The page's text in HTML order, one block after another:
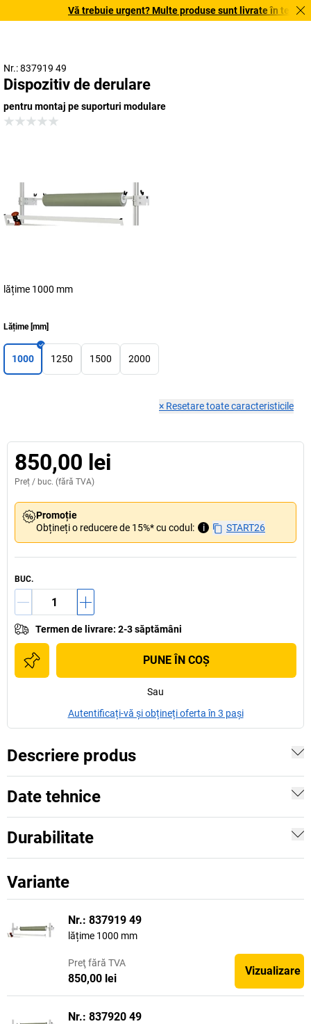
Vă trebuie urgent? Multe produse sunt livrate în termen
Nr.: 837919 49
Dispozitiv de derulare
pentru montaj pe suporturi modulare
lățime 1000 mm
Lățime[mm]
1000 1250 1500 2000
× Resetare toate caracteristicile
850,00 lei
Preț / buc. (fără TVA)
Promoție
Obțineți o reducere de 15%* cu codul:
i START26
BUC.
Termen de livrare: 2-3 săptămâni
PUNE ÎN COŞ
Sau
Autentificați-vă și obțineți oferta în 3 pași
Descriere produs
Date tehnice
Durabilitate
Variante
Nr.: 837919 49
lățime 1000 mm
Preţ fără TVA
850,00 lei
Vizualizare
Nr.: 837920 49